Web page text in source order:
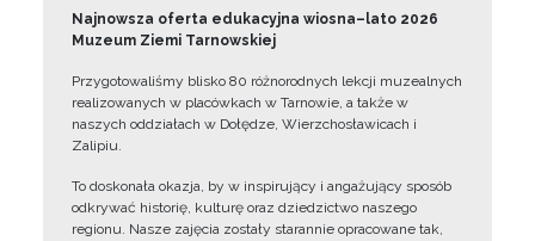
Najnowsza oferta edukacyjna wiosna–lato 2026
Muzeum Ziemi Tarnowskiej
Przygotowaliśmy blisko 80 różnorodnych lekcji muzealnych
realizowanych w placówkach w Tarnowie, a także w
naszych oddziałach w Dołędze, Wierzchosławicach i
Zalipiu.
To doskonała okazja, by w inspirujący i angażujący sposób
odkrywać historię, kulturę oraz dziedzictwo naszego
regionu. Nasze zajęcia zostały starannie opracowane tak,